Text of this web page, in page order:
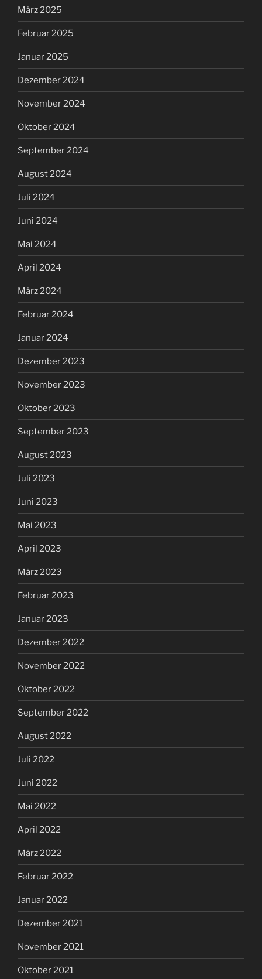
März 2025
Februar 2025
Januar 2025
Dezember 2024
November 2024
Oktober 2024
September 2024
August 2024
Juli 2024
Juni 2024
Mai 2024
April 2024
März 2024
Februar 2024
Januar 2024
Dezember 2023
November 2023
Oktober 2023
September 2023
August 2023
Juli 2023
Juni 2023
Mai 2023
April 2023
März 2023
Februar 2023
Januar 2023
Dezember 2022
November 2022
Oktober 2022
September 2022
August 2022
Juli 2022
Juni 2022
Mai 2022
April 2022
März 2022
Februar 2022
Januar 2022
Dezember 2021
November 2021
Oktober 2021